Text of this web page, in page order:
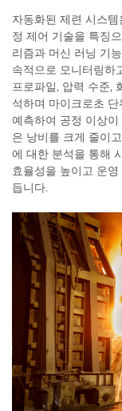
자동화된 제련 시스
정 제어 기술을 특징
리즘과 머신 러닝 기
속적으로 모니터링하
프로파일, 압력 수준,
석하며 마이크로초
예측하여 공정 이상
은 낭비를 크게 줄이
에 대한 분석을 통해
효율성을 높이고 운
듭니다.